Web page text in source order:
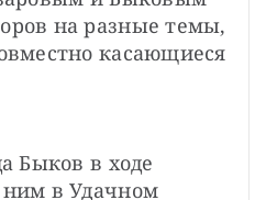
на разные темы,
касающиеся
Быков в ходе
в Удачном